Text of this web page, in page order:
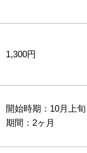
1,300円
開始時期：10月上旬
期間：2ヶ月